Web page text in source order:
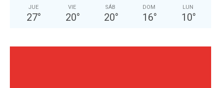
JUE
27°
VIE
20°
SÁB
20°
DOM
16°
LUN
10°